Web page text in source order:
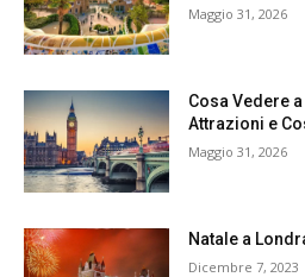
Maggio 31, 2026
Cosa Vedere
Attrazioni e
Maggio 31, 2026
Natale a
Dicembre 7, 2023